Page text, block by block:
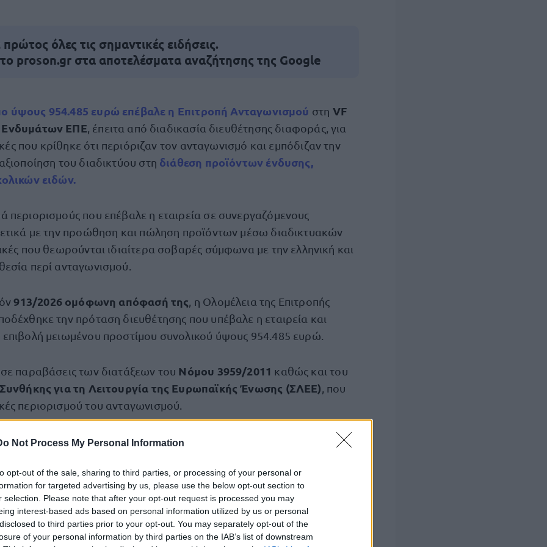
Not Process My Personal Information
opt-out of the sale, sharing to third parties, or processing of your personal or
for targeted advertising by us, please use the below opt-out section to
selection. Please note that after your opt-out request is processed you may
interest-based ads based on personal information utilized by us or personal
to third parties prior to your opt-out. You may separately opt-out of the
of your personal information by third parties on the IAB’s list of downstream
όλες τις σημαντικές ειδήσεις.
proson.gr στα αποτελέσματα αναζήτησης της Google
ύψους 954.485 ευρώ επέβαλε η Επιτροπή Ανταγωνισμού στη VF
ΕΠΕ , έπειτα από διαδικασία διευθέτησης διαφοράς, για
που κρίθηκε ότι περιόριζαν τον ανταγωνισμό και εμπόδιζαν την
του διαδικτύου στη διάθεση προϊόντων ένδυσης,
ειδών.
που επέβαλε η εταιρεία σε συνεργαζόμενους
με την προώθηση και πώληση προϊόντων μέσω διαδικτυακών
που θεωρούνται ιδιαίτερα σοβαρές σύμφωνα με την ελληνική και
περί ανταγωνισμού.
913/2026 ομόφωνη απόφασή της , η Ολομέλεια της Επιτροπής
την πρόταση διευθέτησης που υπέβαλε η εταιρεία και
μειωμένου προστίμου συνολικού ύψους 954.485 ευρώ.
παραβάσεις των διατάξεων του Νόμου 3959/2011 καθώς και του
για τη Λειτουργία της Ευρωπαϊκής Ένωσης (ΣΛΕΕ) , που
περιορισμού του ανταγωνισμού.
η έρευνα
μετά από αυτεπάγγελτη έρευνα της Γενικής Διεύθυνσης
πραγματοποίησε επιτόπιους ελέγχους σε επιχειρήσεις που
στις αγορές σχολικών ειδών, ένδυσης και υπόδησης.
της έρευνας εξετάστηκαν οι συμβάσεις συνεργασίας της εταιρείας με